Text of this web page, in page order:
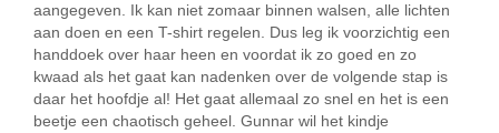
aangegeven. Ik kan niet zomaar binnen walsen, alle lichten
aan doen en een T-shirt regelen. Dus leg ik voorzichtig een
handdoek over haar heen en voordat ik zo goed en zo
kwaad als het gaat kan nadenken over de volgende stap is
daar het hoofdje al! Het gaat allemaal zo snel en het is een
beetje een chaotisch geheel. Gunnar wil het kindje